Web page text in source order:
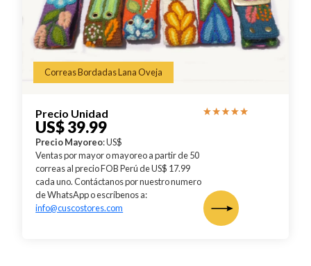
Correas Bordadas Lana Oveja
Precio Unidad
US$ 39.99
Precio Mayoreo: US$
Ventas por mayor o mayoreo a partir de 50
correas al precio FOB Perú de US$ 17.99
cada uno. Contáctanos por nuestro numero
de WhatsApp o escríbenos a:
info@cuscostores.com